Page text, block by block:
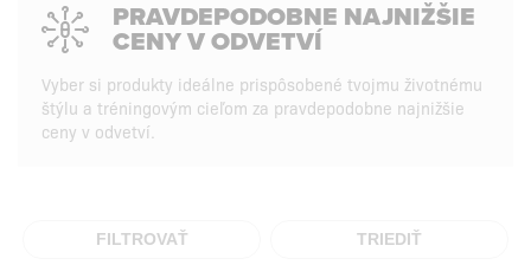
PRAVDEPODOBNE NAJNIŽŠIE
CENY V ODVETVÍ
Vyber si produkty ideálne prispôsobené tvojmu životnému
štýlu a tréningovým cieľom za pravdepodobne najnižšie
ceny v odvetví.
FILTROVAŤ TRIEDIŤ